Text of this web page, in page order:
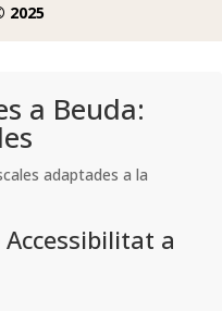
2025
a Beuda:
adaptades a la
a